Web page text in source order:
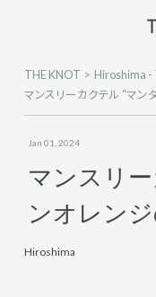
THE KNOT
Hiroshima -
マンスリーカクテル “マン
マンスリ
ンオレン
Jan 01, 2024
Hiroshima